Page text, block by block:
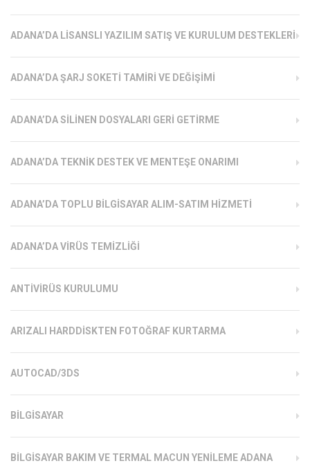
ADANA’DA LISANSLI YAZILIM SATIŞ VE KURULUM DESTEKLERI
ADANA’DA ŞARJ SOKETI TAMIRI VE DEĞIŞIMI
ADANA’DA SILINEN DOSYALARI GERI GETIRME
ADANA’DA TEKNIK DESTEK VE MENTEŞE ONARIMI
ADANA’DA TOPLU BILGISAYAR ALIM-SATIM HIZMETI
ADANA’DA VIRÜS TEMIZLIĞI
ANTIVIRÜS KURULUMU
ARIZALI HARDDISKTEN FOTOĞRAF KURTARMA
AUTOCAD/3DS
BILGISAYAR
BILGISAYAR BAKIM VE TERMAL MACUN YENILEME ADANA